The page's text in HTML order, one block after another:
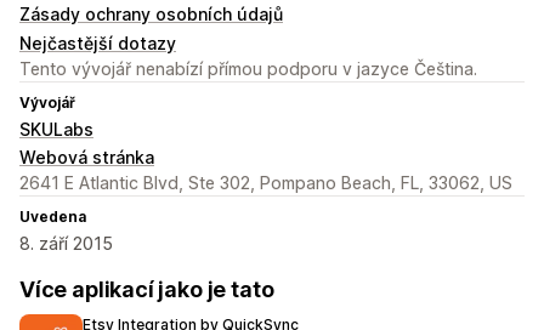
Zásady ochrany osobních údajů
Nejčastější dotazy
Tento vývojář nenabízí přímou podporu v jazyce Čeština.
Vývojář
SKULabs
Webová stránka
2641 E Atlantic Blvd, Ste 302, Pompano Beach, FL, 33062, US
Uvedena
8. září 2015
Více aplikací jako je tato
Etsy Integration by QuickSync